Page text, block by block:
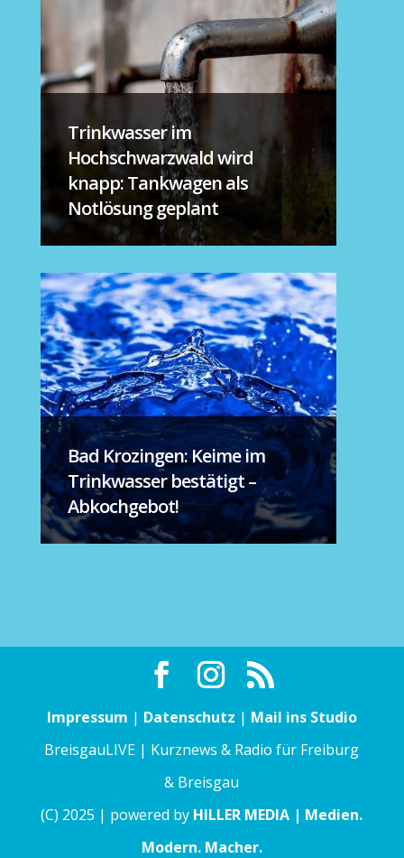
Trinkwasser im
Hochschwarzwald wird
knapp: Tankwagen als
Notlösung geplant
Bad Krozingen: Keime im
Trinkwasser bestätigt –
Abkochgebot!
Impressum | Datenschutz | Mail ins Studio
BreisgauLIVE | Kurznews & Radio für Freiburg
& Breisgau
(C) 2025 | powered by HILLER MEDIA | Medien.
Modern. Macher.